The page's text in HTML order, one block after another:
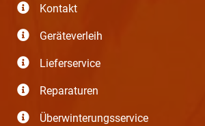
Kontakt
Geräteverleih
Lieferservice
Reparaturen
Überwinterungsservice